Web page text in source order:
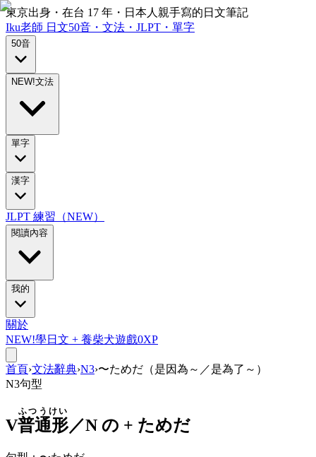
東京出身・在台 17 年・日本人親手寫的日文筆記
Iku老師 日文50音・文法・JLPT・單字
50音
NEW!文法
單字
漢字
JLPT 練習（NEW）
閱讀內容
我的
關於
NEW!學日文 + 養柴犬遊戲0XP
首頁›文法辭典›N3›〜ためだ（是因為～／是為了～）
N3句型
V普通形
ふつうけい
／N の + ためだ